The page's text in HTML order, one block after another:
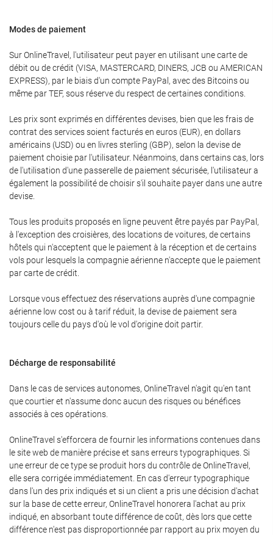
Modes de paiement
Sur OnlineTravel, l'utilisateur peut payer en utilisant une carte de
débit ou de crédit (VISA, MASTERCARD, DINERS, JCB ou AMERICAN
EXPRESS), par le biais d'un compte PayPal, avec des Bitcoins ou
même par TEF, sous réserve du respect de certaines conditions.
Les prix sont exprimés en différentes devises, bien que les frais de
contrat des services soient facturés en euros (EUR), en dollars
américains (USD) ou en livres sterling (GBP), selon la devise de
paiement choisie par l'utilisateur. Néanmoins, dans certains cas, lors
de l'utilisation d'une passerelle de paiement sécurisée, l'utilisateur a
également la possibilité de choisir s'il souhaite payer dans une autre
devise.
Tous les produits proposés en ligne peuvent être payés par PayPal,
à l'exception des croisières, des locations de voitures, de certains
hôtels qui n'acceptent que le paiement à la réception et de certains
vols pour lesquels la compagnie aérienne n'accepte que le paiement
par carte de crédit.
Lorsque vous effectuez des réservations auprès d'une compagnie
aérienne low cost ou à tarif réduit, la devise de paiement sera
toujours celle du pays d'où le vol d'origine doit partir.
Décharge de responsabilité
Dans le cas de services autonomes, OnlineTravel n'agit qu'en tant
que courtier et n'assume donc aucun des risques ou bénéfices
associés à ces opérations.
OnlineTravel s'efforcera de fournir les informations contenues dans
le site web de manière précise et sans erreurs typographiques. Si
une erreur de ce type se produit hors du contrôle de OnlineTravel,
elle sera corrigée immédiatement. En cas d'erreur typographique
dans l'un des prix indiqués et si un client a pris une décision d'achat
sur la base de cette erreur, OnlineTravel honorera l'achat au prix
indiqué, en absorbant toute différence de coût, dès lors que cette
différence n'est pas disproportionnée par rapport au prix moyen du